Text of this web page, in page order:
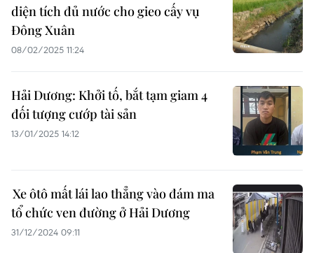
diện tích đủ nước cho gieo cấy vụ
Đông Xuân
08/02/2025 11:24
Hải Dương: Khởi tố, bắt tạm giam 4
đối tượng cướp tài sản
13/01/2025 14:12
Xe ôtô mất lái lao thẳng vào đám ma
tổ chức ven đường ở Hải Dương
31/12/2024 09:11